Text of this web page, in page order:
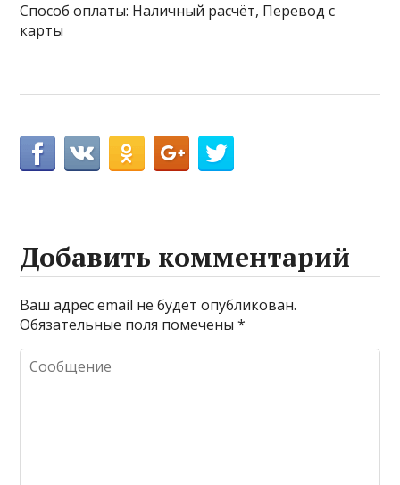
Способ оплаты: Наличный расчёт, Перевод с
карты
Добавить комментарий
Ваш адрес email не будет опубликован.
Обязательные поля помечены*